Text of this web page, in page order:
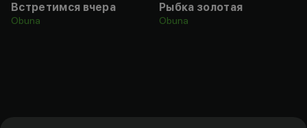
Встретимся вчера
Obuna
Рыбка золотая
Obuna